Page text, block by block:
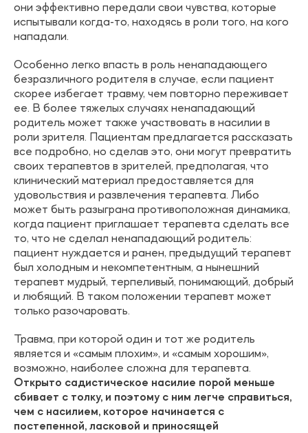
они эффективно передали свои чувства, которые
испытывали когда-то, находясь в роли того, на кого
нападали.
Особенно легко впасть в роль ненападающего
безразличного родителя в случае, если пациент
скорее избегает травму, чем повторно переживает
ее. В более тяжелых случаях ненападающий
родитель может также участвовать в насилии в
роли зрителя. Пациентам предлагается рассказать
все подробно, но сделав это, они могут превратить
своих терапевтов в зрителей, предполагая, что
клинический материал предоставляется для
удовольствия и развлечения терапевта. Либо
может быть разыграна противоположная динамика,
когда пациент приглашает терапевта сделать все
то, что не сделал ненападающий родитель:
пациент нуждается и ранен, предыдущий терапевт
был холодным и некомпетентным, а нынешний
терапевт мудрый, терпеливый, понимающий, добрый
и любящий. В таком положении терапевт может
только разочаровать.
Травма, при которой один и тот же родитель
является и «самым плохим», и «самым хорошим»,
возможно, наиболее сложна для терапевта.
Открыто садистическое насилие порой меньше
сбивает с толку, и поэтому с ним легче справиться,
чем с насилием, которое начинается с
постепенной, ласковой и приносящей